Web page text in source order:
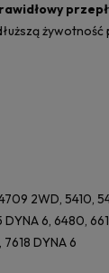
2WD, 5410,
6, 6480,
7618 DYNA 6